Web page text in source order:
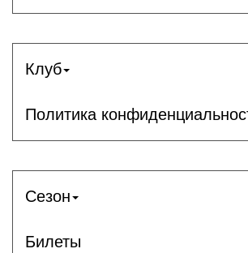
Клуб
Политика
Сезон
Билеты